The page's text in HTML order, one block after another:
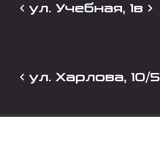
ул. Учебная, 1в
ул. Харлова, 10/5